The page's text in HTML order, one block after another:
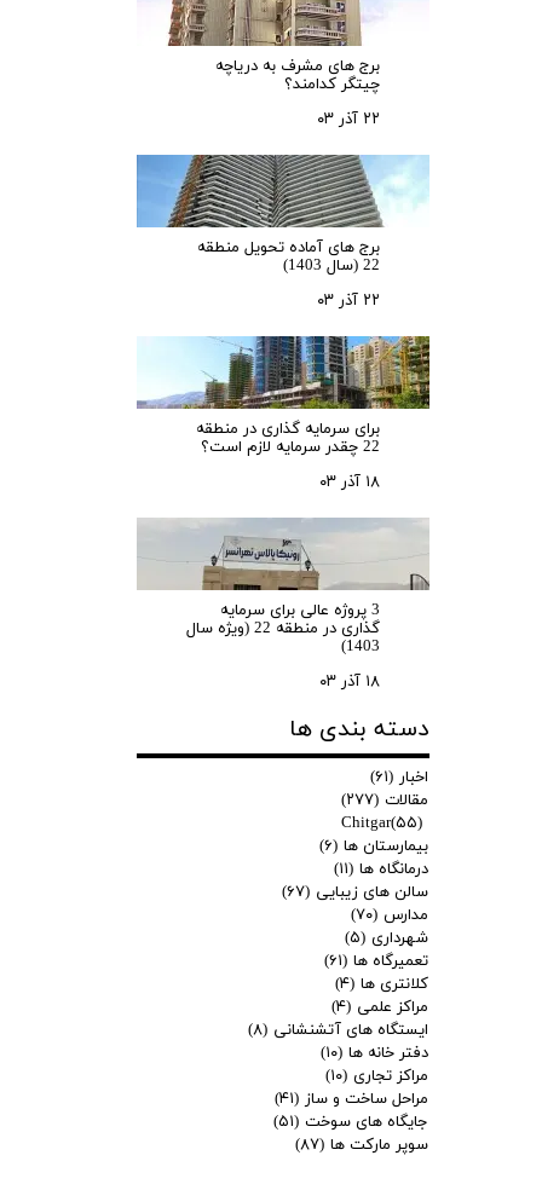
برج های مشرف به دریاچه
چیتگر کدامند؟
۲۲ آذر ۰۳
برج های آماده تحویل منطقه
22 (سال 1403)
۲۲ آذر ۰۳
برای سرمایه‌ گذاری در منطقه
22 چقدر سرمایه لازم است؟
۱۸ آذر ۰۳
3 پروژه عالی برای سرمایه
گذاری در منطقه 22 (ویژه سال
1403)
۱۸ آذر ۰۳
دسته بندی ها
اخبار (۶۱)
مقالات (۲۷۷)
Chitgar(۵۵)
بیمارستان ها (۶)
درمانگاه ها (۱۱)
سالن های زیبایی (۶۷)
مدارس (۷۰)
شهرداری (۵)
تعمیرگاه ها (۶۱)
کلانتری ها (۴)
مراکز علمی (۴)
ایستگاه های آتشنشانی (۸)
دفتر خانه ها (۱۰)
مراکز تجاری (۱۰)
مراحل ساخت و ساز (۴۱)
جایگاه های سوخت (۵۱)
سوپر مارکت ها (۸۷)